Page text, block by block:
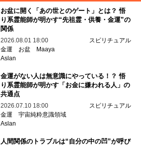
お盆に開く「あの世とのゲート」とは？ 悟
り系霊能師が明かす“先祖霊・供養・金運”の
関係
2026.08.01 18:00
スピリチュアル
金運
お盆
Maaya
Aslan
金運がない人は無意識にやっている！？ 悟
り系霊能師が明かす「お金に嫌われる人」の
共通点
2026.07.10 18:00
スピリチュアル
金運 宇宙純粋意識領域
Aslan
人間関係のトラブルは“自分の中の凹”が呼び